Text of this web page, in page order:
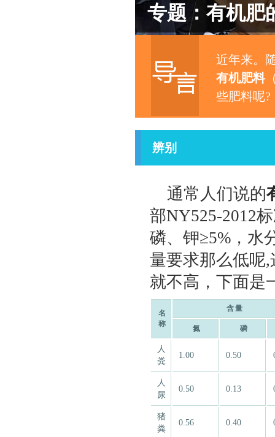
专题：有机肥
近年来。
有机肥料
些肥料呢?
辨别
通常人们说的
部NY525-2012
磷、钾≥5%，水
量要求那么低呢
就不高，下面是
名
称
含量
氮 磷
人
粪
1.00 0.50
人
尿
0.50 0.13
猪
粪
0.56 0.40